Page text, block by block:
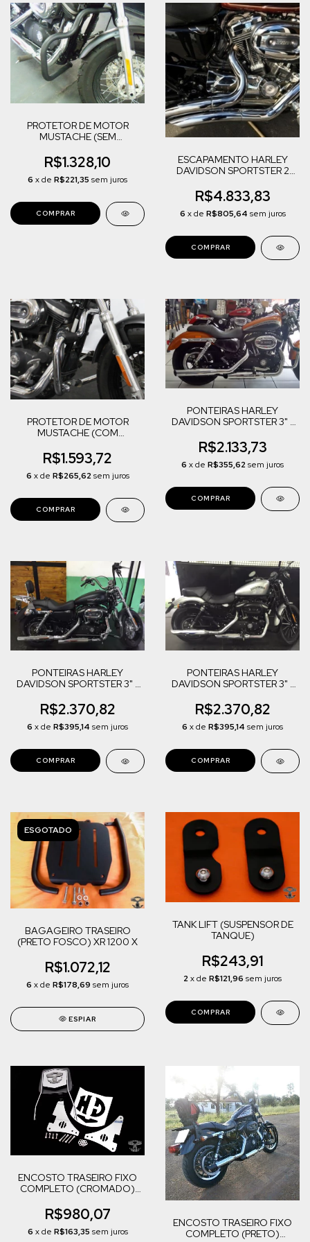
PROTETOR DE MOTOR
MUSTACHE (SEM
R$1.328,10
6 x de R$221,35 sem juros
COMPRAR
ESCAPAMENTO HARLEY
DAVIDSON SPORTSTER 2
R$4.833,83
6 x de R$805,64 sem juros
COMPRAR
PROTETOR DE MOTOR
MUSTACHE (COM
R$1.593,72
6 x de R$265,62 sem juros
COMPRAR
PONTEIRAS HARLEY
DAVIDSON SPORTSTER 3" -
R$2.133,73
6 x de R$355,62 sem juros
COMPRAR
PONTEIRAS HARLEY
DAVIDSON SPORTSTER 3" -
R$2.370,82
6 x de R$395,14 sem juros
COMPRAR
PONTEIRAS HARLEY
DAVIDSON SPORTSTER 3" -
R$2.370,82
6 x de R$395,14 sem juros
COMPRAR
ESGOTADO
BAGAGEIRO TRASEIRO
(PRETO FOSCO) XR 1200 X
R$1.072,12
6 x de R$178,69 sem juros
ESPIAR
TANK LIFT (SUSPENSOR DE
TANQUE)
R$243,91
2 x de R$121,96 sem juros
ENCOSTO TRASEIRO FIXO
COMPLETO (CROMADO)
R$980,07
6 x de R$163,35 sem juros
ENCOSTO TRASEIRO FIXO
COMPLETO (PRETO)